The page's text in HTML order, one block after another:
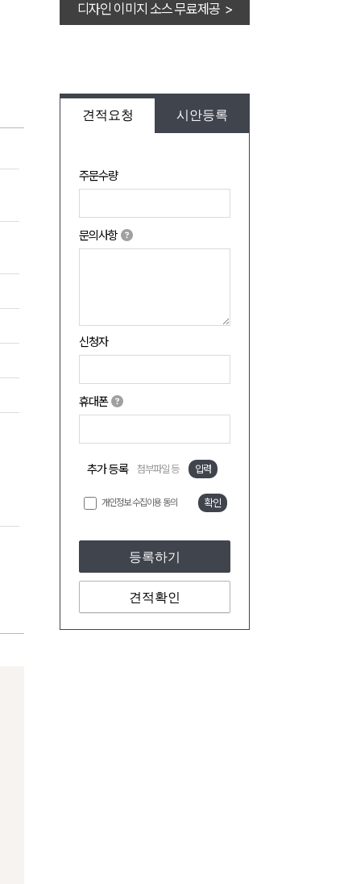
디자인 이미지 소스 무료제공 >
견적요청 시안등록
주문수량
문의사항
신청자
휴대폰
추가 등록 첨부파일 등 입력
개인정보 수집이용 동의 확인
등록하기
견적확인